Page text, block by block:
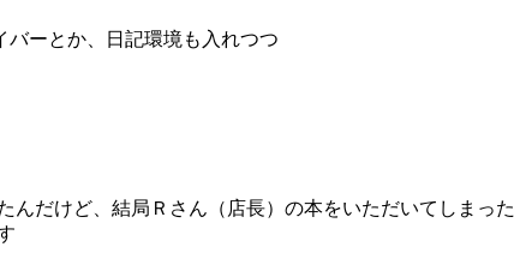
ーとか、日記環境も入れつつ
んだけど、結局Ｒさん（店長）の本をいただいてしまった